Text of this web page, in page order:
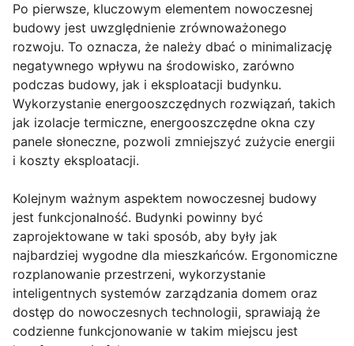
Po pierwsze, kluczowym elementem nowoczesnej
budowy jest uwzględnienie zrównoważonego
rozwoju. To oznacza, że należy dbać o minimalizację
negatywnego wpływu na środowisko, zarówno
podczas budowy, jak i eksploatacji budynku.
Wykorzystanie energooszczędnych rozwiązań, takich
jak izolacje termiczne, energooszczędne okna czy
panele słoneczne, pozwoli zmniejszyć zużycie energii
i koszty eksploatacji.
Kolejnym ważnym aspektem nowoczesnej budowy
jest funkcjonalność. Budynki powinny być
zaprojektowane w taki sposób, aby były jak
najbardziej wygodne dla mieszkańców. Ergonomiczne
rozplanowanie przestrzeni, wykorzystanie
inteligentnych systemów zarządzania domem oraz
dostęp do nowoczesnych technologii, sprawiają że
codzienne funkcjonowanie w takim miejscu jest